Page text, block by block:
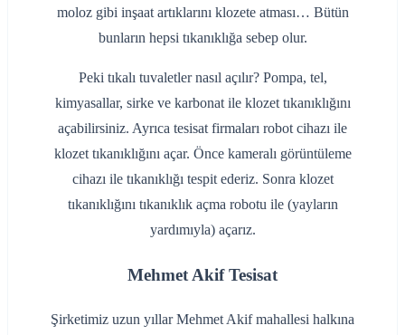
moloz gibi inşaat artıklarını klozete atması… Bütün
bunların hepsi tıkanıklığa sebep olur.
Peki tıkalı tuvaletler nasıl açılır? Pompa, tel,
kimyasallar, sirke ve karbonat ile klozet tıkanıklığını
açabilirsiniz. Ayrıca tesisat firmaları robot cihazı ile
klozet tıkanıklığını açar. Önce kameralı görüntüleme
cihazı ile tıkanıklığı tespit ederiz. Sonra klozet
tıkanıklığını tıkanıklık açma robotu ile (yayların
yardımıyla) açarız.
Mehmet Akif Tesisat
Şirketimiz uzun yıllar Mehmet Akif mahallesi halkına